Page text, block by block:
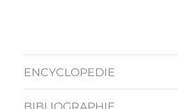
ENCYCLOPEDIE
BIBLIOGRAPHIE